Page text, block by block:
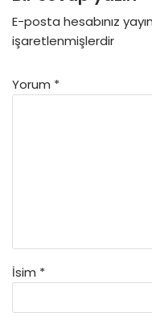
E-posta hesabınız
işaretlenmişlerdir
Yorum *
İsim *